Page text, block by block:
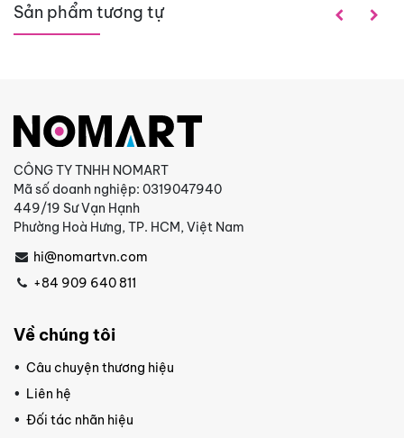
Sản phẩm tương tự
CÔNG TY TNHH NOMART
Mã số doanh nghiệp: 0319047940
449/19 Sư Vạn Hạnh
Phường Hoà Hưng, TP. HCM, Việt Nam
hi@nomartvn.com
+84 909 640 811
Về chúng tôi
Câu chuyện thương hiệu
Liên hệ
Đối tác nhãn hiệu